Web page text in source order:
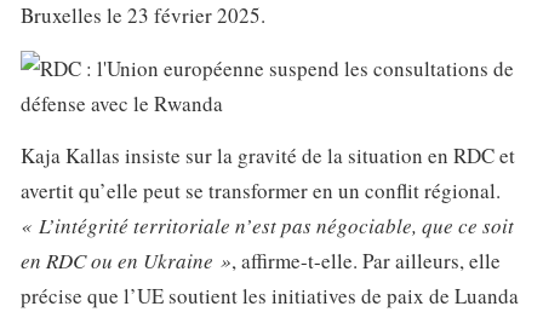
Bruxelles le 23 février 2025.
Kaja Kallas insiste sur la gravité de la situation en RDC et
avertit qu’elle peut se transformer en un conflit régional.
« L’intégrité territoriale n’est pas négociable, que ce soit
en RDC ou en Ukraine », affirme-t-elle. Par ailleurs, elle
précise que l’UE soutient les initiatives de paix de Luanda